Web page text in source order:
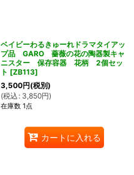
ベイビーわるきゅーれドラマタイアッ
プ品 GARO 薔薇の花の陶器製キャ
ニスター 保存容器 花柄 2個セッ
ト [ZB113]
3,500円(税別)
(税込 : 3,850円)
在庫数 1点
カートに入れる